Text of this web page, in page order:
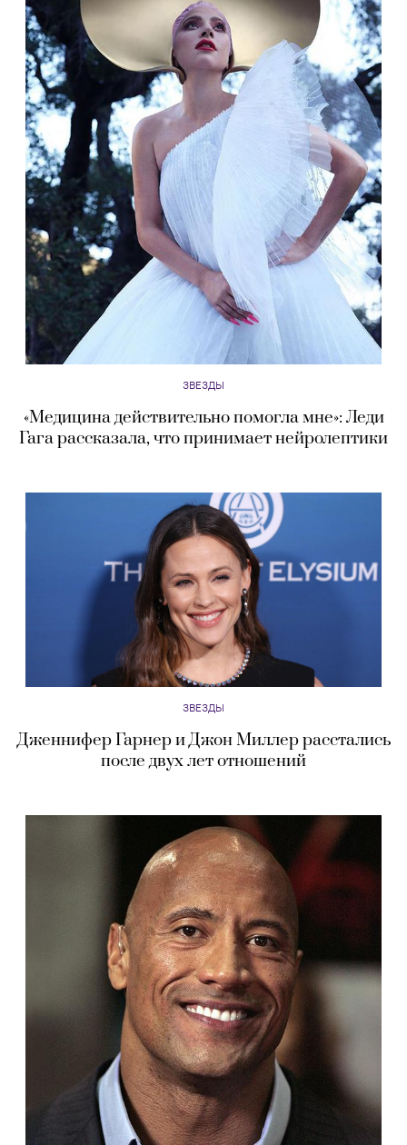
ЗВЕЗДЫ
«Медицина действительно помогла мне»: Леди
Гага рассказала, что принимает нейролептики
ЗВЕЗДЫ
Дженнифер Гарнер и Джон Миллер расстались
после двух лет отношений